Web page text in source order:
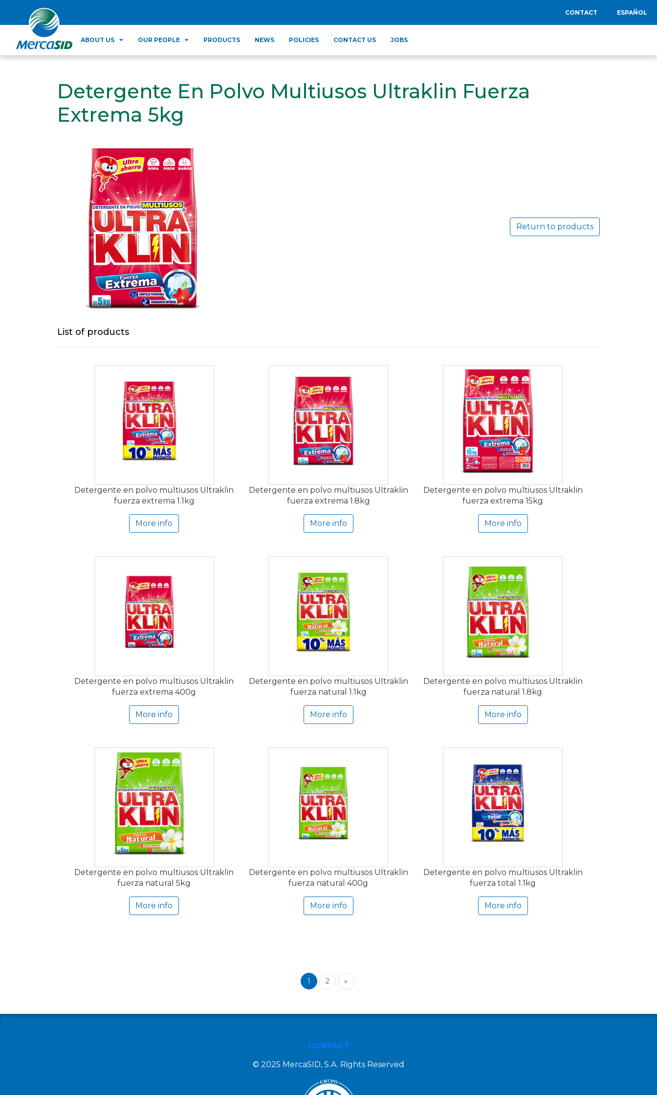
CONTACT ESPAÑOL
ABOUT US OUR PEOPLE PRODUCTS NEWS POLICIES CONTACT US JOBS
Detergente En Polvo Multiusos Ultraklin Fuerza
Extrema 5kg
Return to products
List of products
Detergente en polvo multiusos Ultraklin
fuerza extrema 1.1kg
More info
Detergente en polvo multiusos Ultraklin
fuerza extrema 1.8kg
More info
Detergente en polvo multiusos Ultraklin
fuerza extrema 15kg
More info
Detergente en polvo multiusos Ultraklin
fuerza extrema 400g
More info
Detergente en polvo multiusos Ultraklin
fuerza natural 1.1kg
More info
Detergente en polvo multiusos Ultraklin
fuerza natural 1.8kg
More info
Detergente en polvo multiusos Ultraklin
fuerza natural 5kg
More info
Detergente en polvo multiusos Ultraklin
fuerza natural 400g
More info
Detergente en polvo multiusos Ultraklin
fuerza total 1.1kg
More info
1 2 »
CONTACT
© 2025 MercaSID, S.A. Rights Reserved